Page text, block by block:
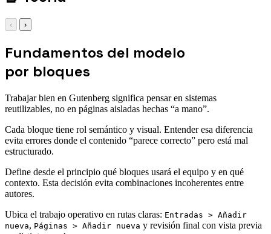
‹ ›
Fundamentos del modelo
por bloques
Trabajar bien en Gutenberg significa pensar en sistemas
reutilizables, no en páginas aisladas hechas “a mano”.
Cada bloque tiene rol semántico y visual. Entender esa diferencia
evita errores donde el contenido “parece correcto” pero está mal
estructurado.
Define desde el principio qué bloques usará el equipo y en qué
contexto. Esta decisión evita combinaciones incoherentes entre
autores.
Ubica el trabajo operativo en rutas claras: Entradas > Añadir
nueva, Páginas > Añadir nueva y revisión final con vista previa